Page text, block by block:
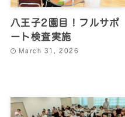
八王子2園目！フルサポ
ート検査実施
March 31, 2026